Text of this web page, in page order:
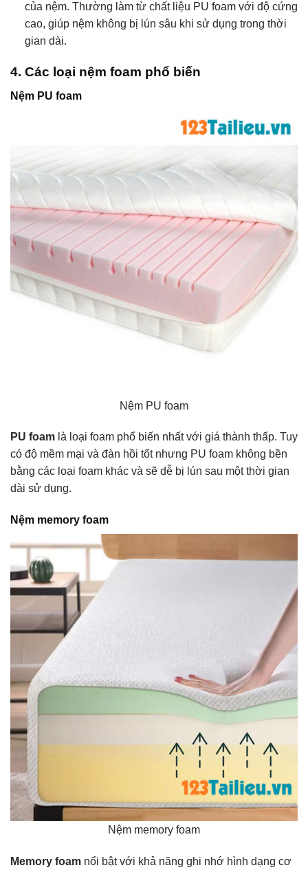
của nệm. Thường làm từ chất liệu PU foam với độ cứng
cao, giúp nệm không bị lún sâu khi sử dụng trong thời
gian dài.
4. Các loại nệm foam phổ biến
Nệm PU foam
Nệm PU foam
PU foam là loại foam phổ biến nhất với giá thành thấp. Tuy
có độ mềm mại và đàn hồi tốt nhưng PU foam không bền
bằng các loại foam khác và sẽ dễ bị lún sau một thời gian
dài sử dụng.
Nệm memory foam
Nệm memory foam
Memory foam nổi bật với khả năng ghi nhớ hình dạng cơ